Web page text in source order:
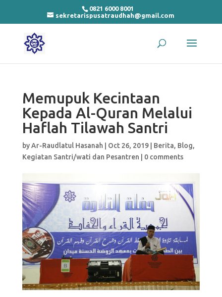
0821 6000 8001
sekretarispusatraudhah@gmail.com
Memupuk Kecintaan
Kepada Al-Quran Melalui
Haflah Tilawah Santri
byAr-Raudlatul Hasanah Oct 26, 2019| Berita, Blog,
Kegiatan Santri/wati dan Pesantren
0 comments